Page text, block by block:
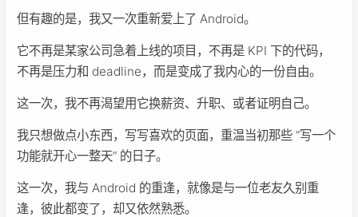
但有趣的是，我又一次重新爱上了 Android。
它不再是某家公司急着上线的项目，不再是 KPI 下的代码，
不再是压力和 deadline，而是变成了我内心的一份自由。
这一次，我不再渴望用它换薪资、升职、或者证明自己。
我只想做点小东西，写写喜欢的页面，重温当初那些 “写一个
功能就开心一整天” 的日子。
这一次，我与 Android 的重逢，就像是与一位老友久别重
逢，彼此都变了，却又依然熟悉。